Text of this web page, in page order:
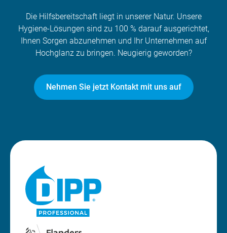
Die Hilfsbereitschaft liegt in unserer Natur. Unsere
Hygiene-Lösungen sind zu 100 % darauf ausgerichtet,
Ihnen Sorgen abzunehmen und Ihr Unternehmen auf
Hochglanz zu bringen. Neugierig geworden?
Nehmen Sie jetzt Kontakt mit uns auf